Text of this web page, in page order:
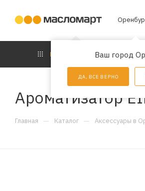
Ваш город
ДА, ВСЕ ВЕРНО
КАТАЛОГ
Ароматизатор
Главная — Каталог — Аксессуары в